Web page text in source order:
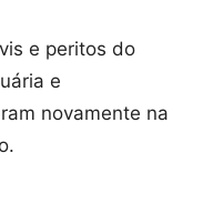
e peritos do
e
novamente na